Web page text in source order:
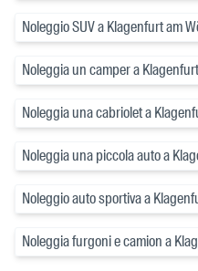
Noleggio SUV a Klagenfurt am
Noleggia un camper a
Noleggia una cabriolet a
Noleggia una piccola auto a
Noleggio auto sportiva a
Noleggia furgoni e camion a